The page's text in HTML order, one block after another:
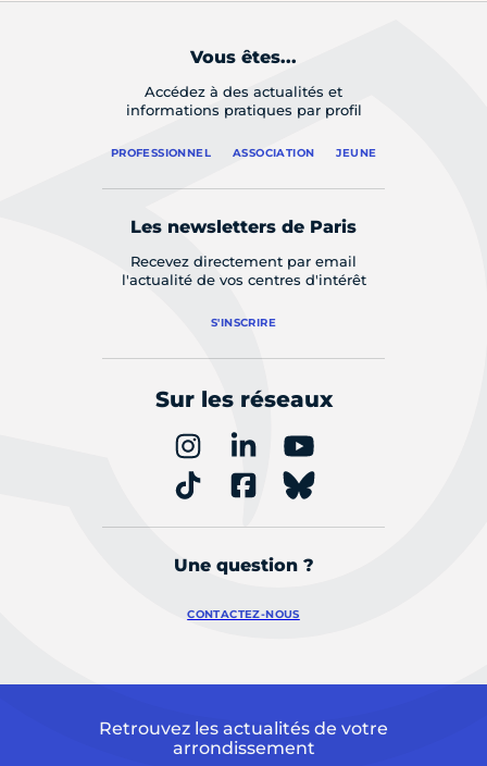
Vous êtes...
Accédez à des actualités et
informations pratiques par profil
PROFESSIONNEL ASSOCIATION JEUNE
Les newsletters de Paris
Recevez directement par email
l'actualité de vos centres d'intérêt
S'INSCRIRE
Sur les réseaux
Une question ?
CONTACTEZ-NOUS
Retrouvez les actualités de votre
arrondissement